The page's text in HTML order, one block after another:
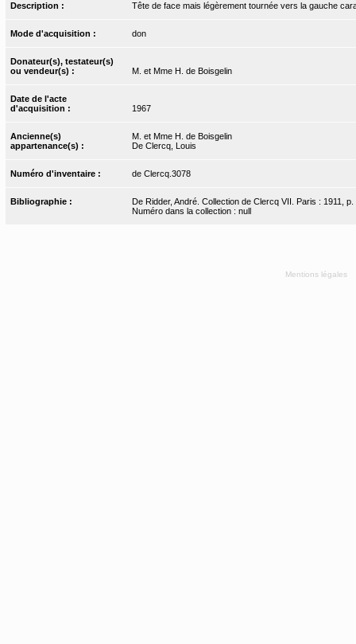
Description : Tête de face mais légèrement tournée vers la gauche
Mode d'acquisition : don
Donateur(s), testateur(s)
ou vendeur(s) :
M. et Mme H. de Boisgelin
Date de l'acte
d'acquisition :
1967
Ancienne(s)
appartenance(s) :
M. et Mme H. de Boisgelin
De Clercq, Louis
Numéro d'inventaire : de Clercq.3078
Bibliographie :
De Ridder, André. Collection de Clercq VII. Paris : 1911, p.
Numéro dans la collection : null
Mentions légales